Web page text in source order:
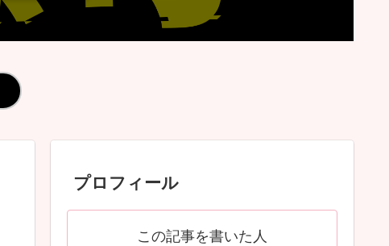
プロフィール
この記事を書いた人